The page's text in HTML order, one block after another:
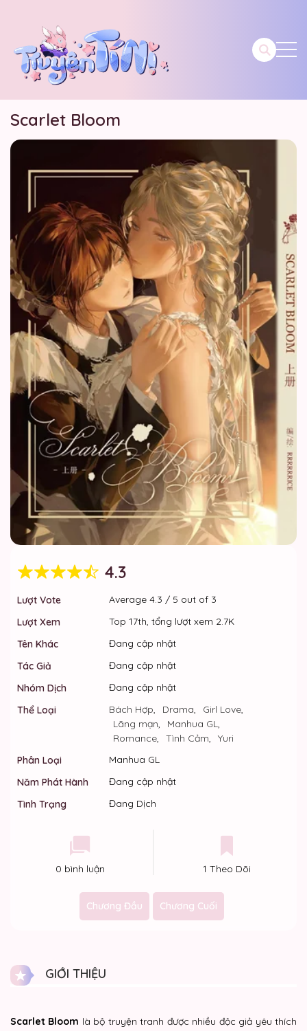
Scarlet Bloom
4.3
Lượt Vote Average4.3 / 5 out of 3
Lượt Xem
Top 17th, tổng lượt xem 2.7K
Tên Khác
Đang cập nhật
Tác Giả
Đang cập nhật
Nhóm Dịch
Đang cập nhật
Thể Loại
Bách Hợp, Drama, Girl Love,
Lãng mạn, Manhua GL,
Romance, Tình Cảm,
Yuri
Phân Loại
Manhua GL
Năm Phát Hành
Đang cập nhật
Tình Trạng
Đang Dịch
0 bình luận 1 Theo Dõi
Chương Đầu Chương Cuối
GIỚI THIỆU
Scarlet Bloom là bộ truyện tranh được nhiều độc giả yêu thích